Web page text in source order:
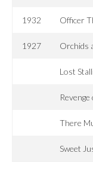
1932 Officer
1927 Orchids
Lost
There
Sweet